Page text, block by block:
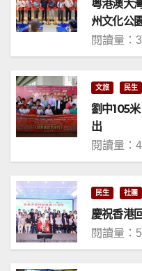
粵港澳大
州文化公
閱讀量：
文旅 民生
劉中105
出
閱讀量：
民生 社團
慶祝香港
閱讀量：